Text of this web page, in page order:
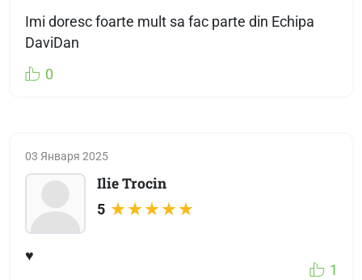
Imi doresc foarte mult sa fac parte din Echipa
DaviDan
0
Ilie Trocin
5
03 Января 2025
♥️
1